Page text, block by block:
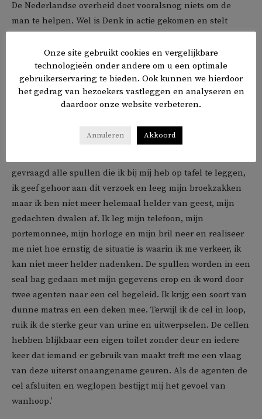
De Nederlandse overheid doet vooralsnog niets om de
man te helpen. Wel is Denk in actie gekomen en stelt
profileren’, meldt beoogd partijleider Stephan van Baarle.
‘Nederland is geen politiestaat.’
Uitwerpselen
enkele dagboekfragmenten van de
Tilburger, waarin hij vertelt hoe een en ander verliep na
gevraagd alle spullen die ik bij mij heb op tafel te leggen,
ik geef gehoor aan dit verzoek en leeg mijn broekzakken
maar ik ben niet meer helemaal helder van geest, mijn
gedachten dwalen af. Ik leg mijn telefoon, mijn
portemonnee, mijn horloge en mijn bril neer en realiseer
me niet hoe ernstig de situatie is waarin ik me verkeer, ik
kan niet meer helder nadenken. De spullen worden in een
seal bag gedaan met mijn gegevens erop en ik word door
twee agenten naar een cel begeleid. Ik krijg een soort van
dunne matras en een deken mee. Terwijl ik de cel in loop,
ruik ik de sterke geur van urine en uitwerpselen. De cellen
hebben blijkbaar een eigen toilet zonder deur en iedere
keer dat iemand er gebruik van maakt treft me een vlaag
van deze uiterst onaangename geuren. Als de agenten de
cel afsluiten en weglopen bestijgt mij het gevoel van
wanhoop.’
Onze site gebruikt cookies en vergelijkbare
technologieën onder andere om u een optimale
gebruikerservaring te bieden. Ook kunnen we hierdoor
het gedrag van bezoekers vastleggen en analyseren en
daardoor onze website verbeteren.
Annuleren Akkoord